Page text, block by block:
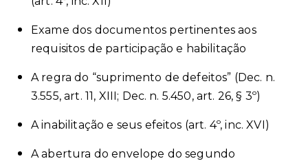
Exame dos documentos pertinentes aos
requisitos de participação e habilitação
A regra do “suprimento de defeitos” (Dec. n.
3.555, art. 11, XIII; Dec. n. 5.450, art. 26, § 3º)
A inabilitação e seus efeitos (art. 4º, inc. XVI)
A abertura do envelope do segundo